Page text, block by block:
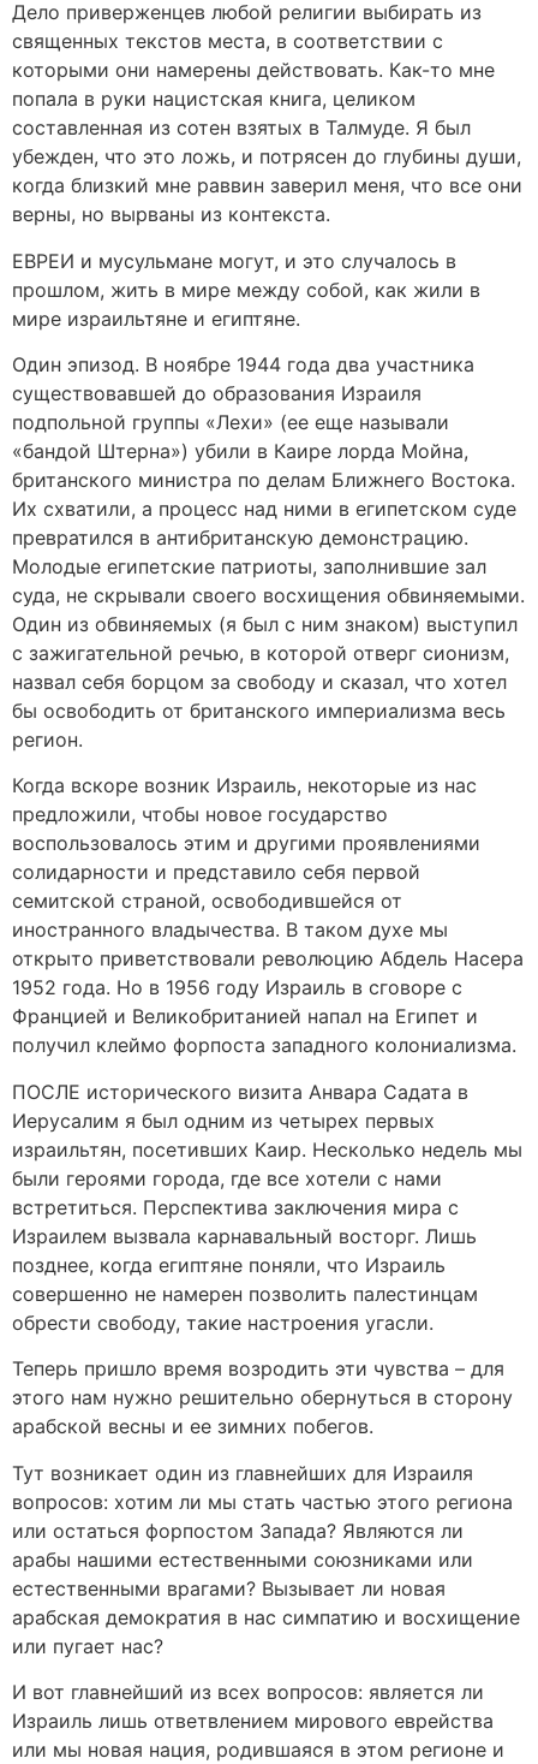
Дело приверженцев любой религии выбирать из
священных текстов места, в соответствии с
которыми они намерены действовать. Как-то мне
попала в руки нацистская книга, целиком
составленная из сотен взятых в Талмуде. Я был
убежден, что это ложь, и потрясен до глубины души,
когда близкий мне раввин заверил меня, что все они
верны, но вырваны из контекста.
ЕВРЕИ и мусульмане могут, и это случалось в
прошлом, жить в мире между собой, как жили в
мире израильтяне и египтяне.
Один эпизод. В ноябре 1944 года два участника
существовавшей до образования Израиля
подпольной группы «Лехи» (ее еще называли
«бандой Штерна») убили в Каире лорда Мойна,
британского министра по делам Ближнего Востока.
Их схватили, а процесс над ними в египетском суде
превратился в антибританскую демонстрацию.
Молодые египетские патриоты, заполнившие зал
суда, не скрывали своего восхищения обвиняемыми.
Один из обвиняемых (я был с ним знаком) выступил
с зажигательной речью, в которой отверг сионизм,
назвал себя борцом за свободу и сказал, что хотел
бы освободить от британского империализма весь
регион.
Когда вскоре возник Израиль, некоторые из нас
предложили, чтобы новое государство
воспользовалось этим и другими проявлениями
солидарности и представило себя первой
семитской страной, освободившейся от
иностранного владычества. В таком духе мы
открыто приветствовали революцию Абдель Насера
1952 года. Но в 1956 году Израиль в сговоре с
Францией и Великобританией напал на Египет и
получил клеймо форпоста западного колониализма.
ПОСЛЕ исторического визита Анвара Садата в
Иерусалим я был одним из четырех первых
израильтян, посетивших Каир. Несколько недель мы
были героями города, где все хотели с нами
встретиться. Перспектива заключения мира с
Израилем вызвала карнавальный восторг. Лишь
позднее, когда египтяне поняли, что Израиль
совершенно не намерен позволить палестинцам
обрести свободу, такие настроения угасли.
Теперь пришло время возродить эти чувства – для
этого нам нужно решительно обернуться в сторону
арабской весны и ее зимних побегов.
Тут возникает один из главнейших для Израиля
вопросов: хотим ли мы стать частью этого региона
или остаться форпостом Запада? Являются ли
арабы нашими естественными союзниками или
естественными врагами? Вызывает ли новая
арабская демократия в нас симпатию и восхищение
или пугает нас?
И вот главнейший из всех вопросов: является ли
Израиль лишь ответвлением мирового еврейства
или мы новая нация, родившаяся в этом регионе и